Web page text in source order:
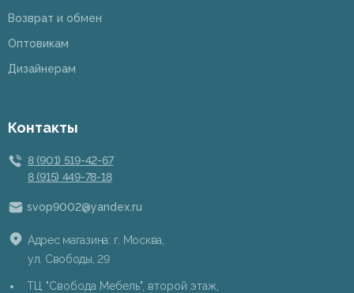
Возврат и обмен
Оптовикам
Дизайнерам
Контакты
8 (901) 519-42-67
8 (915) 449-78-18
svop9002@yandex.ru
Адрес магазина: г. Москва,
ул. Свободы, 29
ТЦ "Свобода Мебель", второй этаж,